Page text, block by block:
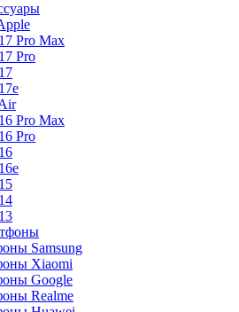
Pro Max
Pro
Pro Max
Pro
Samsung
Xiaomi
Google
Realme